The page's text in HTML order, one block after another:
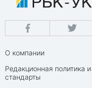
О компании
Редакционная политика и
стандарты